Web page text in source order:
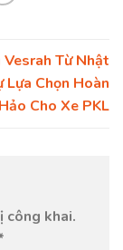
Vesrah Từ Nhật
Lựa Chọn Hoàn
Hảo Cho Xe PKL
công khai.